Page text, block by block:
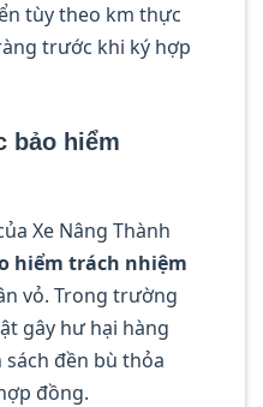
tùy theo km thực
trước khi ký hợp
bảo hiểm
Xe Nâng Thành
hiểm trách nhiệm
vỏ. Trong trường
gây hư hại hàng
đền bù thỏa
đồng.